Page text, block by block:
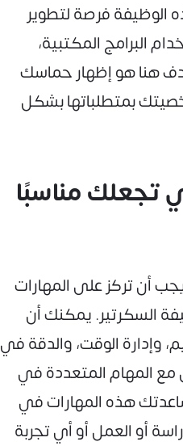
الوظيفة فرصة لتطوير
البرامج المكتبية،
هنا هو إظهار حماسك
بمتطلباتها بشكل
تجعلك مناسبًا
أن تركز على المهارات
السكرتير. يمكنك أن
وإدارة الوقت، والدقة في
مع المهام المتعددة في
هذه المهارات في
أو العمل أو أي تجربة